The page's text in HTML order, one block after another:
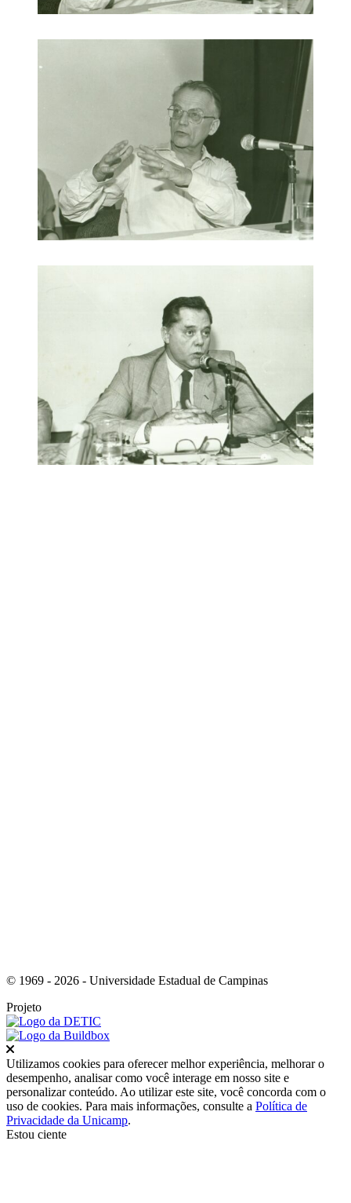
© 1969 - 2026 - Universidade Estadual de Campinas
Projeto
Fechar
Utilizamos cookies para oferecer melhor experiência, melhorar o
desempenho, analisar como você interage em nosso site e
personalizar conteúdo. Ao utilizar este site, você concorda com o
uso de cookies. Para mais informações, consulte a Política de
Privacidade da Unicamp.
Estou ciente